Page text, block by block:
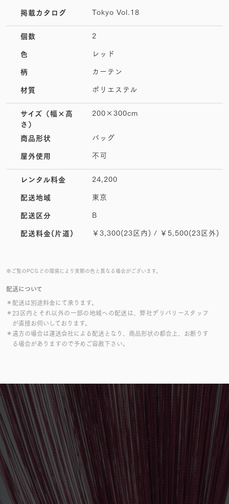
※ご覧のPCなどの環境により実際の色と異なる場合がございます。
配送について
＊配送は別途料金にて承ります。
＊23区内とそれ以外の一部の地域への配送は、弊社デリバリースタッフ
が直接お伺いしております。
＊遠方の場合は運送会社による配送となり、商品形状の都合上、お断りす
る場合がありますので予めご容赦下さい。
掲載カタログ Tokyo Vol.18
個数 2
色 レッド
柄 カーテン
材質 ポリエステル
サイズ （幅×高
さ）
200×300cm
商品形状 バッグ
屋外使用 不可
レンタル料金 24,200
配送地域 東京
配送区分 B
配送料金(片道) ￥3,300(23区内) / ￥5,500(23区外)